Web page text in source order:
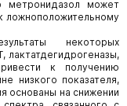
метронидазол может
ложноположительному
некоторых
лактатдегидрогеназы,
к получению
низкого показателя,
основаны на снижении